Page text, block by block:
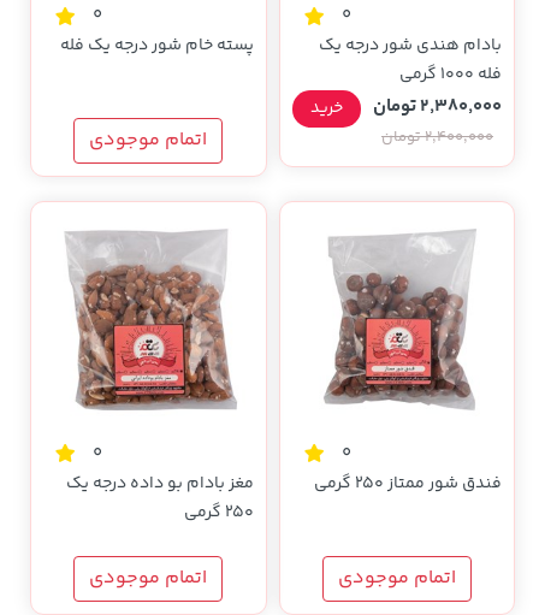
0
بادام هندی شور درجه یک
فله 1000 گرمی
2,380,000 تومان
2,400,000 تومان
خرید
0
پسته خام شور درجه یک فله
اتمام موجودی
0
فندق شور ممتاز 250 گرمی
اتمام موجودی
0
مغز بادام بو داده درجه یک
250 گرمی
اتمام موجودی